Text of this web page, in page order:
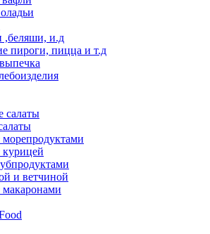
и.д
пироги, пицца и т.д
и ветчиной